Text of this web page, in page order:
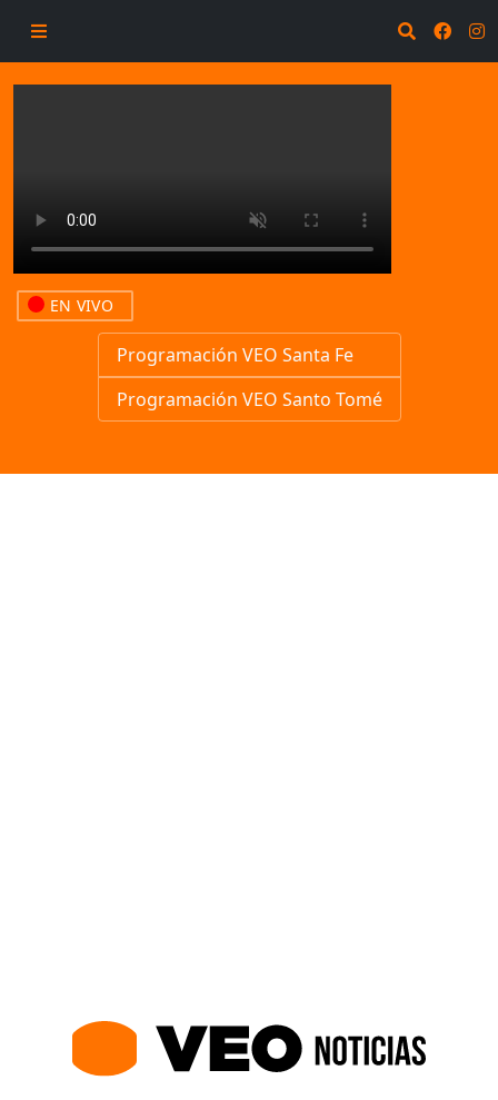
EN VIVO
Programación VEO Santa Fe
Programación VEO Santo Tomé